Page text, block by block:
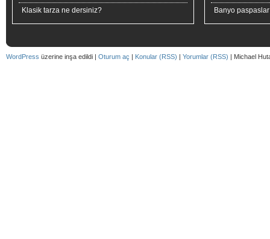
Klasik tarza ne dersiniz?
Banyo
WordPress üzerine inşa edildi | Oturum aç | Konular (RSS) | Yorumlar (RSS) | Michael